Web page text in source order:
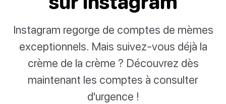
Instagram regorge de comptes de mèmes
exceptionnels. Mais suivez-vous déjà la
crème de la crème ? Découvrez dès
maintenant les comptes à consulter
d'urgence !